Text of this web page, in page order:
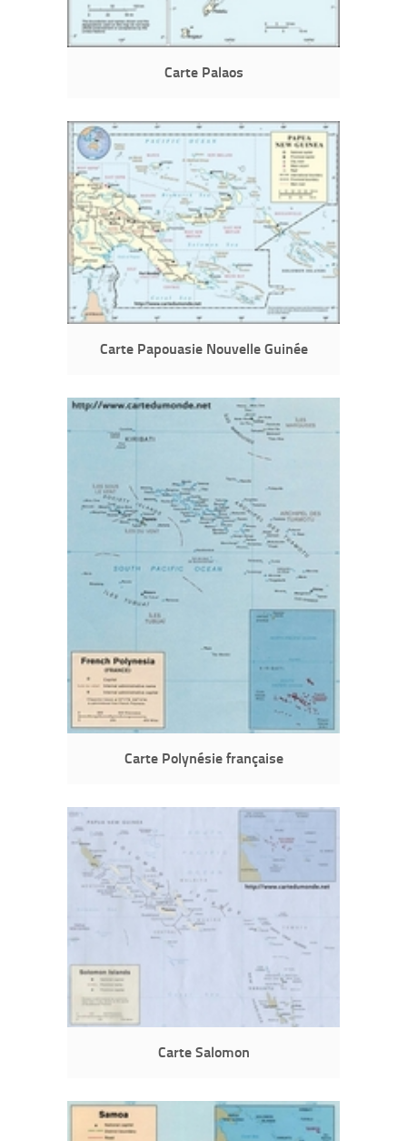
Carte Palaos
Carte Papouasie Nouvelle Guinée
Carte Polynésie française
Carte Salomon